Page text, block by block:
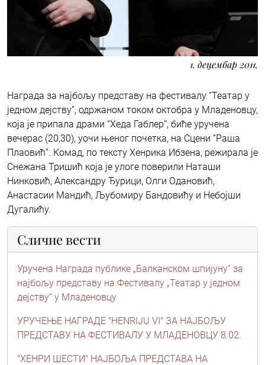
1. децембар 2011.
Награда за најбољу представу на фестивалу “Театар у
једном дејству”, одржаном током октобра у Младеновцу,
која је припала драми “Хеда Габлер”, биће уручена
вечерас (20,30), уочи њеног почетка, на Сцени “Раша
Плаовић”. Комад, по тексту Хенрика Ибзена, режирала је
Снежана Тришић која је улоге поверили Наташи
Нинковић, Александру Ђурици, Олги Одановић,
Анастасии Мандић, Љубомиру Бандовићу и Небојши
Дугалићу.
Сличне вести
Уручена Награда публике „Балканском шпијуну“ за
најбољу представу на Фестивалу „Театар у једном
дејству“ у Младеновцу
УРУЧЕЊЕ НАГРАДЕ "HENRIJU VI" ЗА НАЈБОЉУ
ПРЕДСТАВУ НА ФЕСТИВАЛУ У МЛАДЕНОВЦУ 8.02.
"ХЕНРИ ШЕСТИ" НАЈБОЉА ПРЕДСТАВА НА